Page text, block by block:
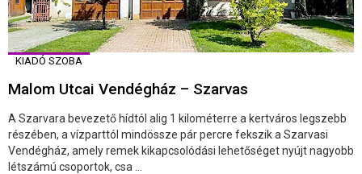
KIADÓ SZOBA
Malom Utcai Vendégház – Szarvas
A Szarvara bevezető hídtól alig 1 kilométerre a kertváros legszebb
részében, a vízparttól mindössze pár percre fekszik a Szarvasi
Vendégház, amely remek kikapcsolódási lehetőséget nyújt nagyobb
létszámú csoportok, csa ...